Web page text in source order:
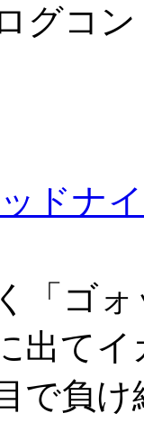
グコ
ドナ
「ゴ
出てイ
で負